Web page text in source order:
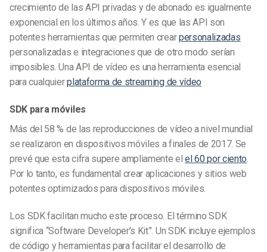
crecimiento de las API privadas y de abonado es igualmente
exponencial en los últimos años. Y es que las API son
potentes herramientas que permiten crearpersonalizadas
personalizadas e integraciones que de otro modo serían
imposibles. Una API de vídeo es una herramienta esencial
para cualquierplataforma de streaming de vídeo
SDK para móviles
Más del 58 % de las reproducciones de vídeo a nivel mundial
se realizaron en dispositivos móviles a finales de 2017. Se
prevé que esta cifra supere ampliamente elel 60 por ciento
Por lo tanto, es fundamental crear aplicaciones y sitios web
potentes optimizados para dispositivos móviles.
Los SDK facilitan mucho este proceso. El término SDK
significa “Software Developer’s Kit”. Un SDK incluye ejemplos
de código y herramientas para facilitar el desarrollo de